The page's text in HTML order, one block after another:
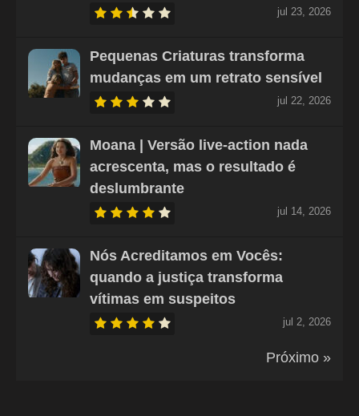
jul 23, 2026
Pequenas Criaturas transforma
mudanças em um retrato sensível
jul 22, 2026
Moana | Versão live-action nada
acrescenta, mas o resultado é
deslumbrante
jul 14, 2026
Nós Acreditamos em Vocês:
quando a justiça transforma
vítimas em suspeitos
jul 2, 2026
Próximo »